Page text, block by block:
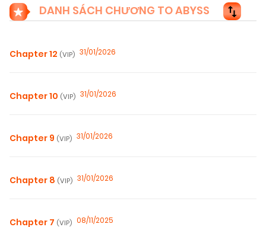
DANH SÁCH CHƯƠNG TO ABYSS
Chapter 12 (VIP) 31/01/2026
Chapter 10 (VIP) 31/01/2026
Chapter 9 (VIP) 31/01/2026
Chapter 8 (VIP) 31/01/2026
Chapter 7 (VIP) 08/11/2025